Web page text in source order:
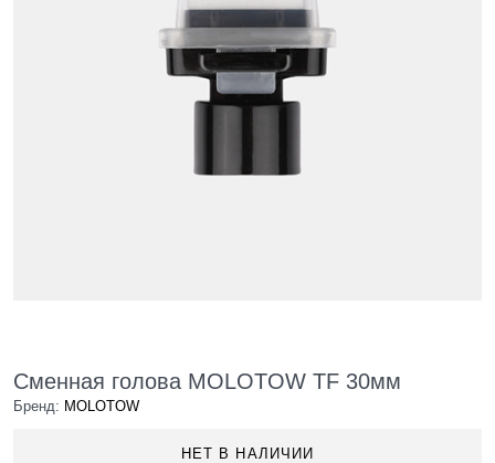
Сменная голова MOLOTOW TF 30мм
Бренд: MOLOTOW
НЕТ В НАЛИЧИИ